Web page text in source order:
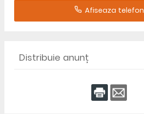
Afiseaza telefon
Distribuie anunț